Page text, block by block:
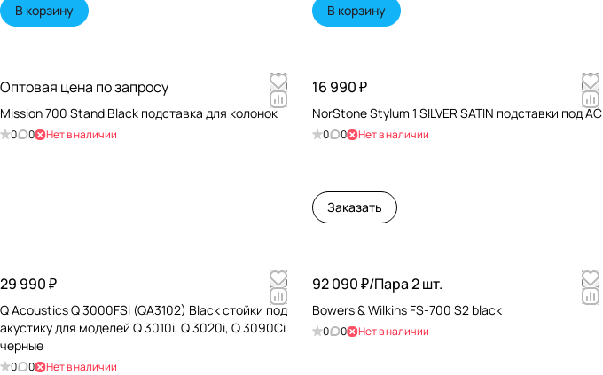
В корзину В корзину
Оптовая цена по запросу
Mission 700 Stand Black подставка для колонок
0 0 Нет в наличии
16 990 ₽
NorStone Stylum 1 SILVER SATIN подставки под АС
0 0 Нет в наличии
Заказать
29 990 ₽
Q Acoustics Q 3000FSi (QA3102) Black стойки под
акустику для моделей Q 3010i, Q 3020i, Q 3090Ci
черные
0 0 Нет в наличии
92 090 ₽/Пара 2 шт.
Bowers & Wilkins FS-700 S2 black
0 0 Нет в наличии